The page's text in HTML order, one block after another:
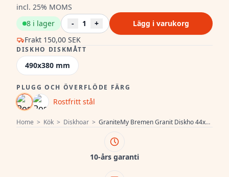
Home > Kök > Diskhoar > GraniteMy Bremen Granit Diskho 44x52 cm Svart – Infälld, Undermonterad och Planmonterad med Kranhålsbänk och Rostfri Plugg 1208953861
incl. 25% MOMS
Frakt 150,00 SEK
8 i lager - 1 + Lägg i varukorg
DISKHO DISKMÅTT
490x380 mm
PLUGG OCH ÖVERFLÖDE FÄRG
Rostfritt stål
10-års garanti